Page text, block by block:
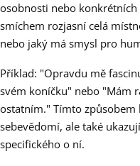
osobnosti nebo konkrétních
smíchem rozjasní celá
nebo jaký má smysl pro
Příklad: "Opravdu mě
svém koníčku" nebo "Mám
ostatním." Tímto
sebevědomí, ale také
specifického o ní.